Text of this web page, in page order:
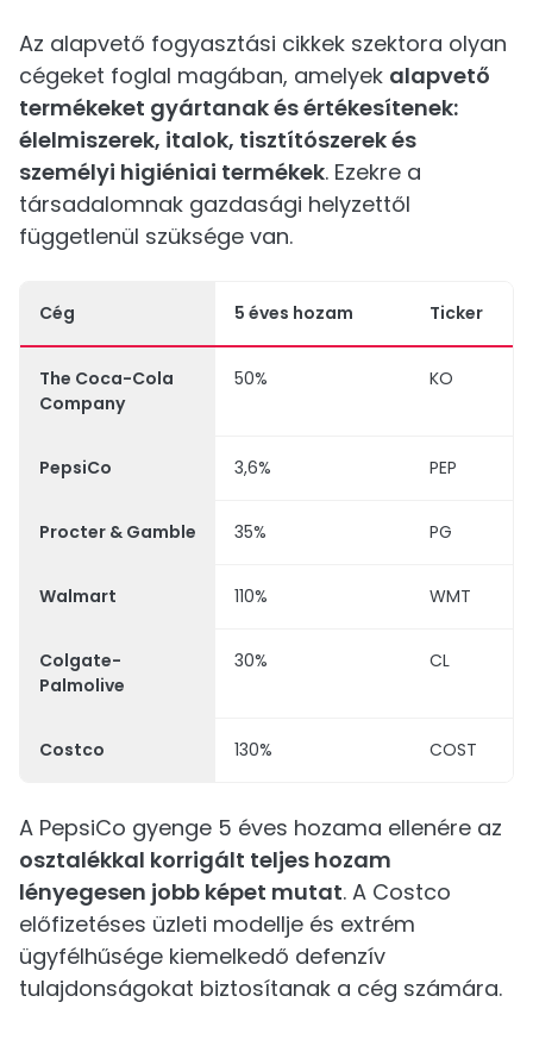
Az alapvető fogyasztási cikkek szektora olyan
cégeket foglal magában, amelyek alapvető
termékeket gyártanak és értékesítenek:
élelmiszerek, italok, tisztítószerek és
személyi higiéniai termékek. Ezekre a
társadalomnak gazdasági helyzettől
függetlenül szüksége van.
Cég 5 éves hozam Ticker
The Coca-Cola
Company
50% KO
PepsiCo 3,6% PEP
Procter & Gamble 35% PG
Walmart 110% WMT
Colgate-
Palmolive
30% CL
Costco 130% COST
A PepsiCo gyenge 5 éves hozama ellenére az
osztalékkal korrigált teljes hozam
lényegesen jobb képet mutat. A Costco
előfizetéses üzleti modellje és extrém
ügyfélhűsége kiemelkedő defenzív
tulajdonságokat biztosítanak a cég számára.